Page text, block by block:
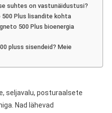
suhtes on vastunäidustusi?
500 Plus lisandite kohta
500 Plus bioenergia
pluss sisendeid? Meie
seljavalu, posturaalsete
Nad lähevad